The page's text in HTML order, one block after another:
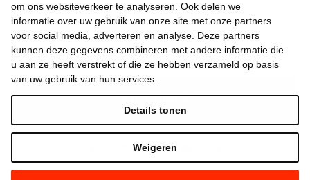
om ons websiteverkeer te analyseren. Ook delen we
informatie over uw gebruik van onze site met onze partners
voor social media, adverteren en analyse. Deze partners
kunnen deze gegevens combineren met andere informatie die
u aan ze heeft verstrekt of die ze hebben verzameld op basis
van uw gebruik van hun services.
Weigeren
Details tonen
Over de beweging
Algemeen
Laatste nieuws